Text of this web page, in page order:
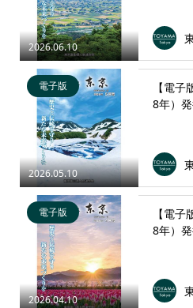
2026.06.10
2026.05.10
電子版
【電
8年）
2026.04.10
電子版
【電
8年）